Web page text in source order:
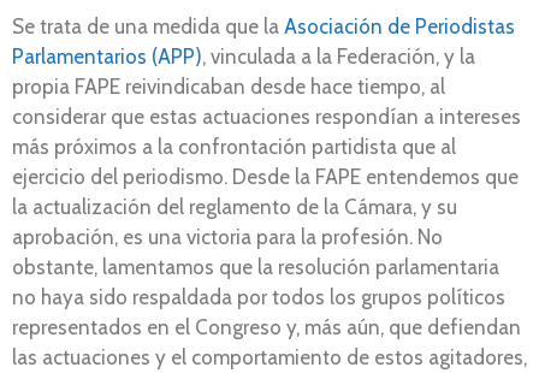
Se trata de una medida que la Asociación de Periodistas
Parlamentarios (APP), vinculada a la Federación, y la
propia FAPE reivindicaban desde hace tiempo, al
considerar que estas actuaciones respondían a intereses
más próximos a la confrontación partidista que al
ejercicio del periodismo. Desde la FAPE entendemos que
la actualización del reglamento de la Cámara, y su
aprobación, es una victoria para la profesión. No
obstante, lamentamos que la resolución parlamentaria
no haya sido respaldada por todos los grupos políticos
representados en el Congreso y, más aún, que defiendan
las actuaciones y el comportamiento de estos agitadores,